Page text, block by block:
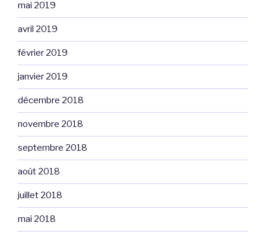
mai 2019
avril 2019
février 2019
janvier 2019
décembre 2018
novembre 2018
septembre 2018
août 2018
juillet 2018
mai 2018